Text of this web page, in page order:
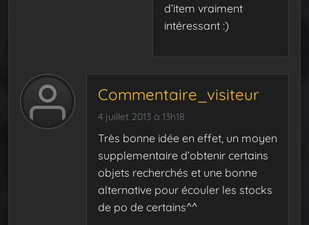
d’item vraiment
intéressant :)
Commentaire_visiteur
4 juillet 2013 à 13h18
Très bonne idée en effet, un moyen
supplementaire d’obtenir certains
objets recherchés et une bonne
alternative pour écouler les stocks
de po de certains^^